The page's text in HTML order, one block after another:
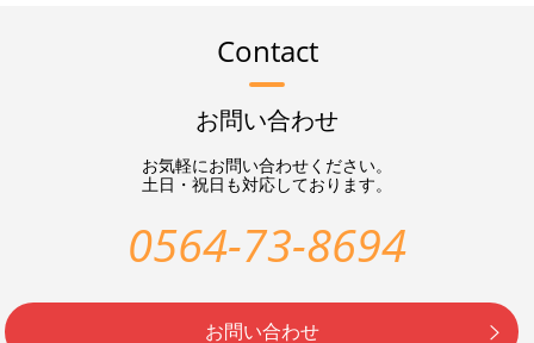
Contact
お問い合わせ
お気軽にお問い合わせください。
土日・祝日も対応しております。
0564-73-8694
お問い合わせ